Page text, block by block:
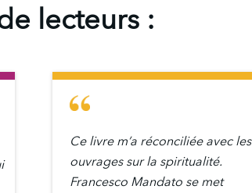
lecteurs :
Ce livre m’a réconciliée avec les
ouvrages sur la spiritualité.
Francesco Mandato se met